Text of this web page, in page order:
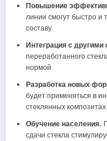
Повышение
линии смогут быстро и
составу.
Интеграция с другими
переработанного
нормой.
Разработка новых
будет применяться в
стеклянных композитах.
Обучение населения.
сдачи стекла